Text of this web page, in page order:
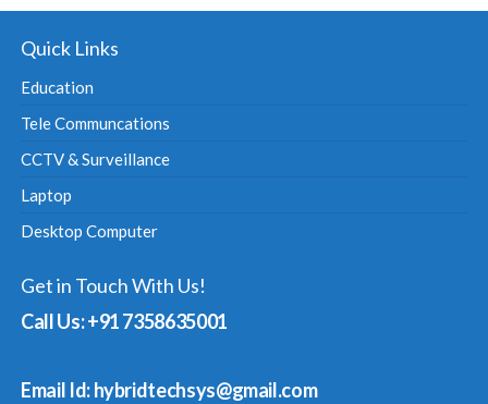
Quick Links
Education
Tele Communcations
CCTV & Surveillance
Laptop
Desktop Computer
Get in Touch With Us!
Call Us: +91 7358635001
Email Id: hybridtechsys@gmail.com